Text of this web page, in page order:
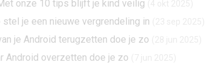
onze 10 tips blijft je kind veilig
je een nieuwe vergrendeling in
je Android terugzetten doe je zo
Android overzetten doe je zo